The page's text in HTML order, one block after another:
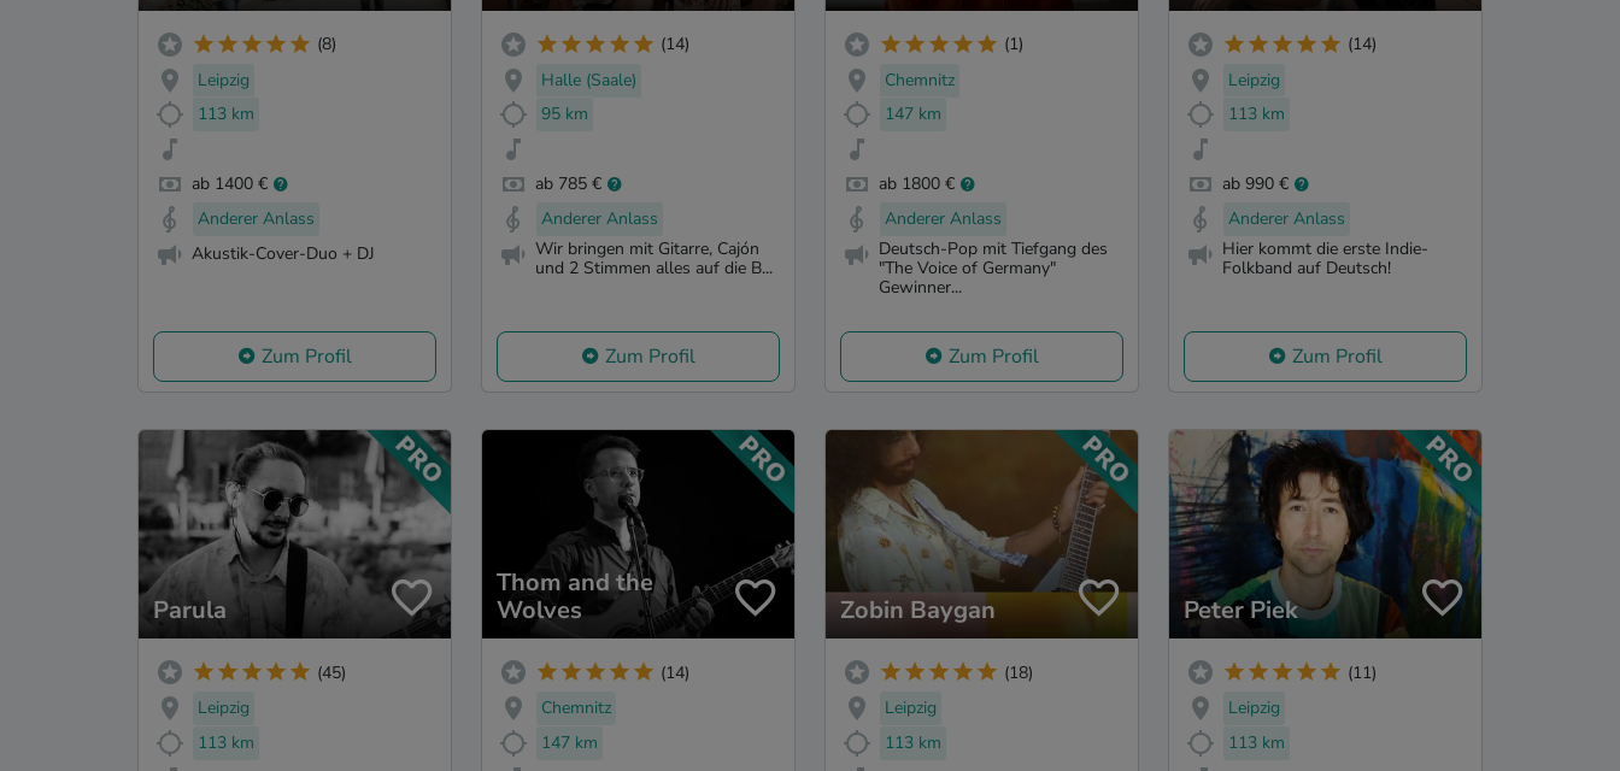
(8)
Leipzig
113 km
ab 1400 €
Anderer Anlass
Akustik-Cover-Duo + DJ
Zum Profil
(14)
Halle (Saale)
95 km
ab 785 €
Anderer Anlass
Wir bringen mit Gitarre, Cajón
und 2 Stimmen alles auf die B...
Zum Profil
(1)
Chemnitz
147 km
ab 1800 €
Anderer Anlass
Deutsch-Pop mit Tiefgang des
"The Voice of Germany"
Gewinner...
Zum Profil
(14)
Leipzig
113 km
ab 990 €
Anderer Anlass
Hier kommt die erste Indie-
Folkband auf Deutsch!
Zum Profil
Parula
(45)
Leipzig
113 km
Thom and the
Wolves
(14)
Chemnitz
147 km
Zobin Baygan
(18)
Leipzig
113 km
Peter Piek
(11)
Leipzig
113 km